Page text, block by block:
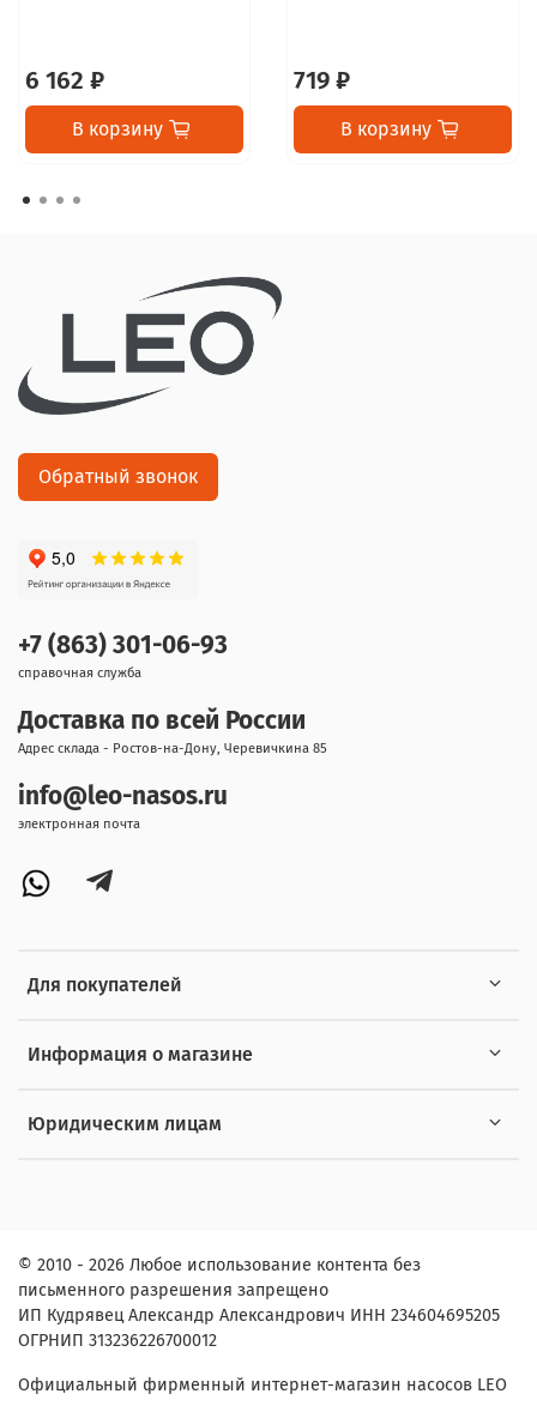
6 162 ₽
В корзину
719 ₽
В корзину
Для покупателей
Информация о магазине
Юридическим лицам
+7 (863) 301-06-93
справочная служба
Доставка по всей России
Адрес склада - Ростов-на-Дону, Черевичкина 85
info@leo-nasos.ru
электронная почта
Обратный звонок
© 2010 - 2026 Любое использование контента без
письменного разрешения запрещено
ИП Кудрявец Александр Александрович ИНН 234604695205
ОГРНИП 313236226700012
Официальный фирменный интернет-магазин насосов LEO